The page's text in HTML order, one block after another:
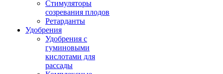
Стимуляторы
созревания плодов
Ретарданты
Удобрения
Удобрения с
гуминовыми
кислотами для
рассады